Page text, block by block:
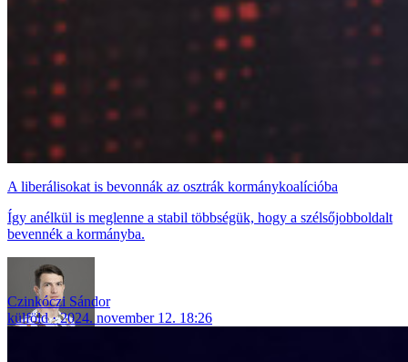
A liberálisokat is bevonnák az osztrák kormánykoalícióba
Így anélkül is meglenne a stabil többségük, hogy a szélsőjobboldalt
bevennék a kormányba.
Czinkóczi Sándor
külföld
2024. november 12. 18:26